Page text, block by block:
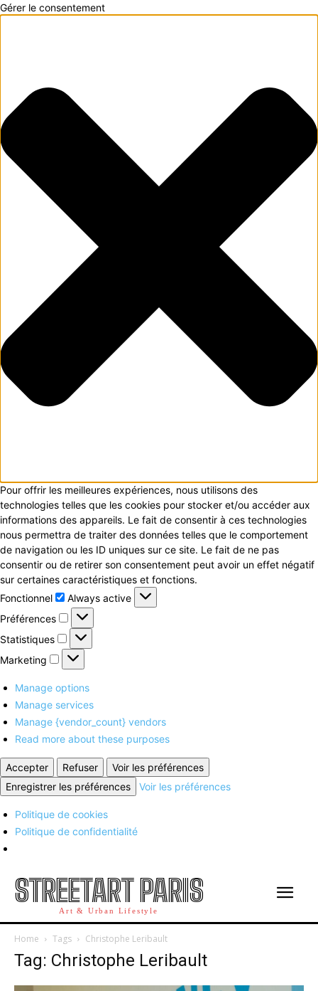
Gérer le consentement
Pour offrir les meilleures expériences, nous utilisons des
technologies telles que les cookies pour stocker et/ou accéder aux
informations des appareils. Le fait de consentir à ces technologies
nous permettra de traiter des données telles que le comportement
de navigation ou les ID uniques sur ce site. Le fait de ne pas
consentir ou de retirer son consentement peut avoir un effet négatif
sur certaines caractéristiques et fonctions.
Fonctionnel
Fonctionnel
Always active
Préférences
Préférences
Statistiques
Statistiques
Marketing
Marketing
Manage options
Manage services
Manage {vendor_count} vendors
Read more about these purposes
Accepter Refuser
Voir les préférences
Enregistrer les préférences
Voir les préférences
Politique de cookies
Politique de confidentialité
STREETART PARIS
Art & Urban Lifestyle
Home Tags Christophe Leribault
Tag: Christophe Leribault